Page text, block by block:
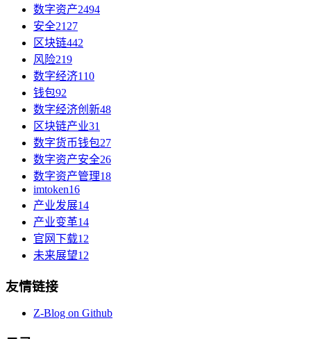
数字资产2494
安全2127
区块链442
风险219
数字经济110
钱包92
数字经济创新48
区块链产业31
数字货币钱包27
数字资产安全26
数字资产管理18
imtoken16
产业发展14
产业变革14
官网下载12
未来展望12
友情链接
Z-Blog on Github